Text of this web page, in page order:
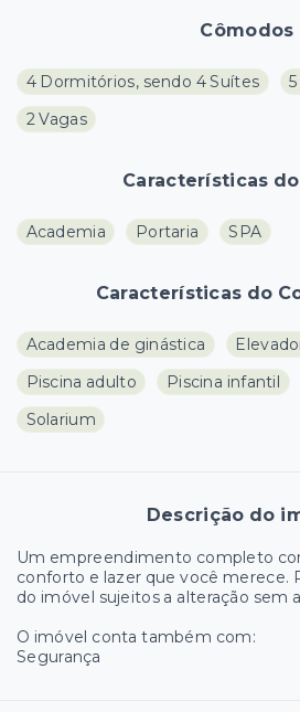
Cômodos
4 Dormitórios, sendo 4 Suítes
2 Vagas
Características
Academia Portaria SPA
Características do
Academia de ginástica
Piscina adulto
Piscina infantil
Solarium
Descrição do
Um empreendimento completo
conforto e lazer que você merece.
do imóvel sujeitos a alteração sem
O imóvel conta também com:
Segurança